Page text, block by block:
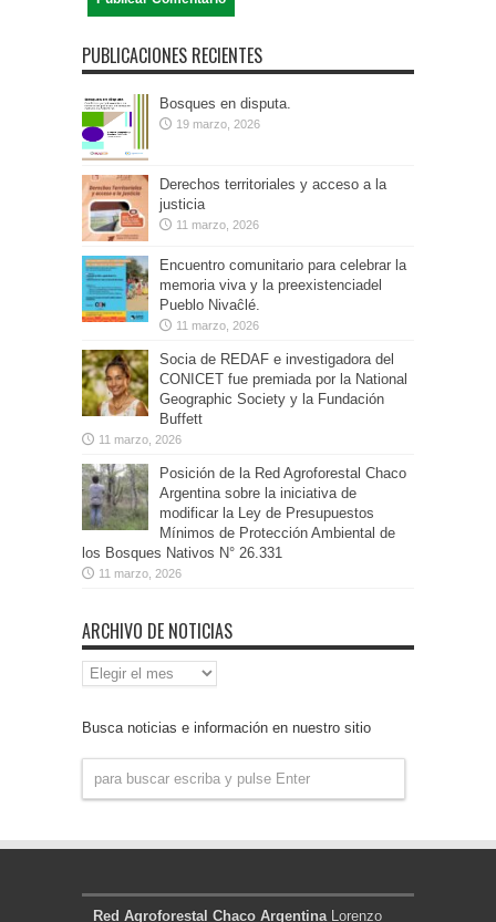
PUBLICACIONES RECIENTES
Bosques en disputa.
19 marzo, 2026
Derechos territoriales y acceso a la
justicia
11 marzo, 2026
Encuentro comunitario para celebrar la
memoria viva y la preexistenciadel
Pueblo Nivaĉlé.
11 marzo, 2026
Socia de REDAF e investigadora del
CONICET fue premiada por la National
Geographic Society y la Fundación
Buffett
11 marzo, 2026
Posición de la Red Agroforestal Chaco
Argentina sobre la iniciativa de
modificar la Ley de Presupuestos
Mínimos de Protección Ambiental de
los Bosques Nativos N° 26.331
11 marzo, 2026
ARCHIVO DE NOTICIAS
Archivo
de
Busca noticias e información en nuestro sitio
Red Agroforestal Chaco Argentina Lorenzo